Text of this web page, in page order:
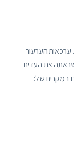
ערכאות הערעור
את העדים
במקרים של: